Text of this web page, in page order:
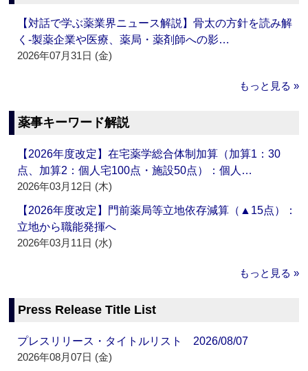
【対話で学ぶ薬業界ニュース解説】骨太の方針を読み解
く‐製薬企業や医療、薬局・薬剤師への影…
2026年07月31日 (金)
もっと見る »
薬事キーワード解説
【2026年度改定】在宅薬学総合体制加算（加算1：30
点、加算2：個人宅100点・施設50点）：個人…
2026年03月12日 (木)
【2026年度改定】門前薬局等立地依存減算（▲15点）：
立地から職能発揮へ
2026年03月11日 (水)
もっと見る »
Press Release Title List
プレスリリース・タイトルリスト 2026/08/07
2026年08月07日 (金)